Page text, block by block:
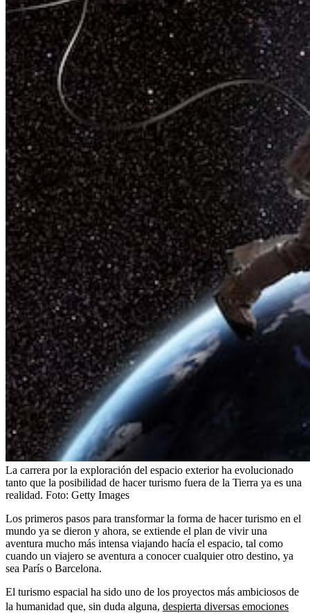
La carrera por la exploración del espacio exterior ha evolucionado
tanto que la posibilidad de hacer turismo fuera de la Tierra ya es una
realidad. Foto: Getty Images
Los primeros pasos para transformar la forma de hacer turismo en el
mundo ya se dieron y ahora, se extiende el plan de vivir una
aventura mucho más intensa viajando hacía el espacio, tal como
cuando un viajero se aventura a conocer cualquier otro destino, ya
sea París o Barcelona.
El turismo espacial ha sido uno de los proyectos más ambiciosos de
la humanidad que, sin duda alguna, despierta diversas emociones